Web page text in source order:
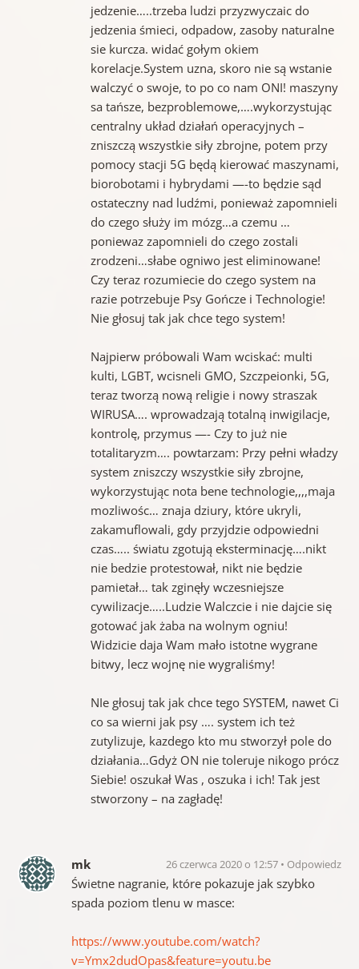
jedzenie…..trzeba ludzi przyzwyczaic do
jedzenia śmieci, odpadow, zasoby naturalne
sie kurcza. widać gołym okiem
korelacje.System uzna, skoro nie są wstanie
walczyć o swoje, to po co nam ONI! maszyny
sa tańsze, bezproblemowe,….wykorzystując
centralny układ działań operacyjnych –
zniszczą wszystkie siły zbrojne, potem przy
pomocy stacji 5G będą kierować maszynami,
biorobotami i hybrydami —-to będzie sąd
ostateczny nad ludźmi, ponieważ zapomnieli
do czego służy im mózg…a czemu …
poniewaz zapomnieli do czego zostali
zrodzeni…słabe ogniwo jest eliminowane!
Czy teraz rozumiecie do czego system na
razie potrzebuje Psy Gończe i Technologie!
Nie głosuj tak jak chce tego system!
Najpierw próbowali Wam wciskać: multi
kulti, LGBT, wcisneli GMO, Szczpeionki, 5G,
teraz tworzą nową religie i nowy straszak
WIRUSA…. wprowadzają totalną inwigilacje,
kontrolę, przymus —- Czy to już nie
totalitaryzm…. powtarzam: Przy pełni władzy
system zniszczy wszystkie siły zbrojne,
wykorzystując nota bene technologie,,,,maja
mozliwośc… znaja dziury, które ukryli,
zakamuflowali, gdy przyjdzie odpowiedni
czas….. światu zgotują eksterminację….nikt
nie bedzie protestował, nikt nie będzie
pamietał… tak zginęły wczesniejsze
cywilizacje…..Ludzie Walczcie i nie dajcie się
gotować jak żaba na wolnym ogniu!
Widzicie daja Wam mało istotne wygrane
bitwy, lecz wojnę nie wygraliśmy!
NIe głosuj tak jak chce tego SYSTEM, nawet Ci
co sa wierni jak psy …. system ich też
zutylizuje, kazdego kto mu stworzył pole do
działania…Gdyż ON nie toleruje nikogo prócz
Siebie! oszukał Was , oszuka i ich! Tak jest
stworzony – na zagładę!
mk 26 czerwca 2020 o 12:57 Odpowiedz
Świetne nagranie, które pokazuje jak szybko
spada poziom tlenu w masce:
https://www.youtube.com/watch?
v=Ymx2dudOpas&feature=youtu.be